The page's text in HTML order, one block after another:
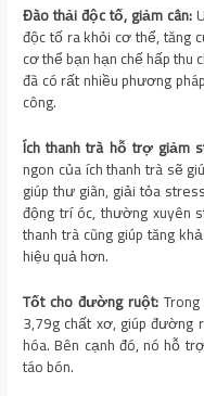
Đào thải độc tố, giảm cân:
độc tố ra khỏi cơ thể, tăng
cơ thể bạn hạn chế hấp thu
đã có rất nhiều phương
công.
Ích thanh trà hỗ trợ giảm
ngon của ích thanh trà sẽ
giúp thư giãn, giải tỏa
động trí óc, thường xuyên
thanh trà cũng giúp tăng
hiệu quả hơn.
Tốt cho đường ruột:
3,79g chất xơ, giúp đường
hóa. Bên cạnh đó, nó hỗ
táo bón.